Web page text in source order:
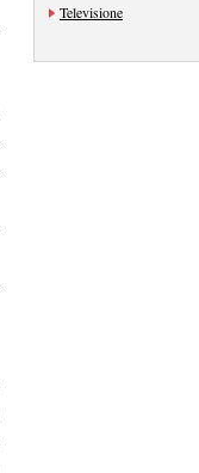
Televisione